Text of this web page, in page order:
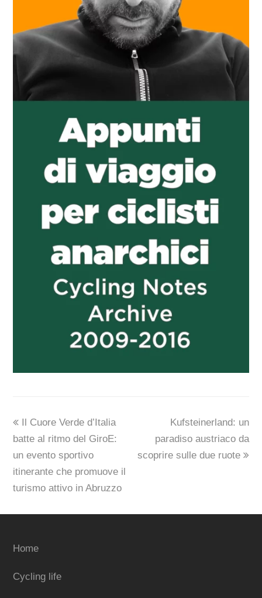
previous
post:
Il Cuore Verde d’Italia
batte al ritmo del GiroE:
un evento sportivo
itinerante che promuove il
turismo attivo in Abruzzo
next
post:
Kufsteinerland: un
paradiso austriaco da
scoprire sulle due ruote
Home
Cycling life